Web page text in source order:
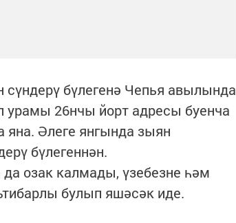
сүндерү бүлегенә Чепья авылында
урамы 26нчы йорт адресы буенча
Әлеге янгында зыян
бүлегеннән.
озак калмады, үзебезне һәм
булып яшәсәк иде.